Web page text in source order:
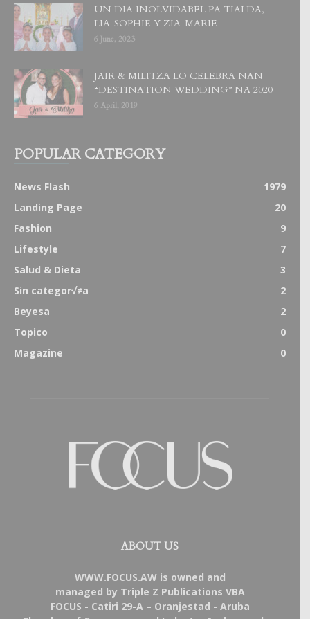
UN DIA INOLVIDABEL PA TIALDA,
LIA-SOPHIE Y ZIA-MARIE
6 June, 2023
JAIR & MILITZA LO CELEBRA NAN
“DESTINATION WEDDING” NA 2020
6 April, 2019
POPULAR CATEGORY
News Flash
1979
Landing Page
20
Fashion
9
Lifestyle
7
Salud & Dieta
3
Sin categor√≠a
2
Beyesa
2
Topico
0
Magazine
0
ABOUT US
WWW.FOCUS.AW is owned and
managed by Triple Z Publications VBA
FOCUS - Catiri 29-A – Oranjestad - Aruba